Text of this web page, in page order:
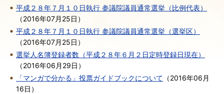
平成２８年７月１０日執行 参議院議員通常選挙（比例代表）
（2016年07月25日 ）
平成２８年７月１０日執行 参議院議員通常選挙（選挙区）
（2016年07月25日 ）
選挙人名簿登録者数（平成２８年６月２日定時登録日現在）
（2016年06月29日 ）
「マンガで分かる」投票ガイドブックについて （2016年06月
16日 ）